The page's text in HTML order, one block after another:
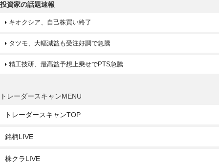
投資家の話題速報
キオクシア、自己株買い終了
タツモ、大幅減益も受注好調で急騰
精工技研、最高益予想上乗せでPTS急騰
トレーダースキャンMENU
トレーダースキャンTOP
銘柄LIVE
株クラLIVE